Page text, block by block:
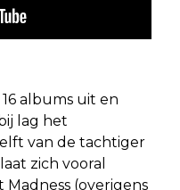
albums uit en
lag het
van de tachtiger
zich vooral
(overigens